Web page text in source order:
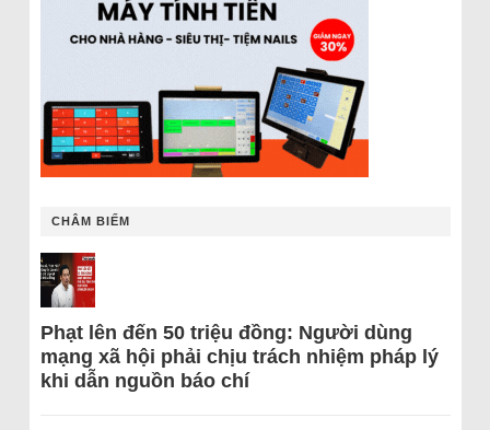
CHÂM BIẾM
Phạt lên đến 50 triệu đồng: Người dùng
mạng xã hội phải chịu trách nhiệm pháp lý
khi dẫn nguồn báo chí